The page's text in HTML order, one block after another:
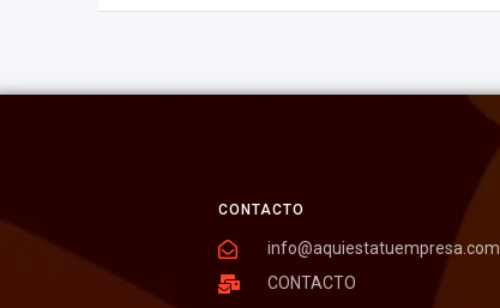
CONTACTO
info@aquiestatuempresa.com
CONTACTO